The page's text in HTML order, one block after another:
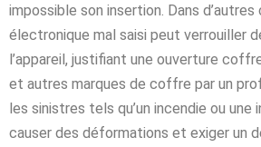
impossible son insertion. Dans d’autres
électronique mal saisi peut verrouiller
l’appareil, justifiant une ouverture
et autres marques de coffre par un
les sinistres tels qu’un incendie ou une
causer des déformations et exiger un